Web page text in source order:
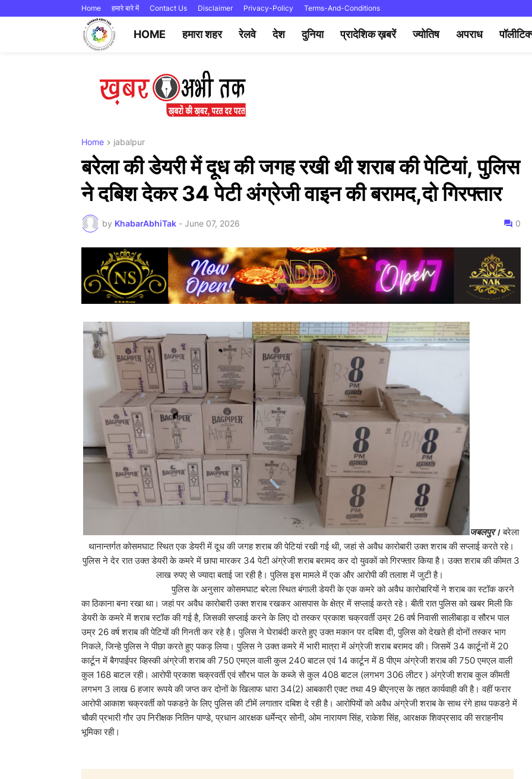
Home हमारे बारे में Contact Us Disclaimer Privacy-Policy Terms-And-Conditions
HOME हमारा शहर रेलवे देश दुनिया प्रादेशिक ख़बरें ज्योतिष अपराध
Home jabalpur
बरेला की डेयरी में दूध की जगह रखी थी शराब की पेटियां, पुलिस
ने दबिश देकर 34 पेटी अंग्रेजी वाइन की बरामद,दो गिरफ्तार
by KhabarAbhiTak - June 07, 2026 0
जबलपुर।बरेला
थानान्तर्गत कोसमघाट स्थित एक डेयरी में दूध की जगह शराब की पेटियां रखी गई थी, जहां से अवैध कारोबारी उक्त शराब की सप्लाई करते रहे।
पुलिस ने देर रात उक्त डेयरी के कमरे में छापा मारकर 34 पेटी अंग्रेजी शराब बरामद कर दो युवकों को गिरफ्तार किया है। उक्त शराब की कीमत 3
लाख रुपए से ज्यादा बताई जा रही है। पुलिस इस मामले में एक और आरोपी की तलाश में जुटी है।
पुलिस के अनुसार कोसमघाट बरेला स्थित बंगाली डेयरी के एक कमरे को अवैध कारोबारियों ने शराब का स्टॉक करने
का ठिकाना बना रखा था। जहां पर अवैध कारोबारी उक्त शराब रखकर आसपास के क्षेत्र में सप्लाई करते रहे। बीती रात पुलिस को खबर मिली कि
डेयरी के कमरे में शराब स्टॉक की गई है, जिसकी सप्लाई करने के लिए दो तस्कर प्रकाश चक्रवर्ती उम्र 26 वर्ष निवासी सालीबाड़ा व सौरभ पाल
उम्र 26 वर्ष शराब की पेटियों की गिनती कर रहे है। पुलिस ने घेराबंदी करते हुए उक्त मकान पर दबिश दी, पुलिस को देखते ही दोनों तस्कर भाग
निकले, जिन्हे पुलिस ने पीछा करते हुए पकड़ लिया। पुलिस ने उक्त कमरे में भारी मात्रा में अंग्रेजी शराब बरामद की। जिसमें 34 कार्टूनों में 20
कार्टून में बैगपाईपर व्हिस्की अंग्रेजी शराब की 750 एमएल वाली कुल 240 बाटल एवं 14 कार्टून में 8 पीएम अंग्रेजी शराब की 750 एमएल वाली
कुल 168 बाटल रही। आरोपी प्रकाश चक्रवर्ती एवं सौरभ पाल के कब्जे से कुल 408 बाटल (लगभग 306 लीटर ) अंग्रेजी शराब कुल कीमती
लगभग 3 लाख 6 हजार रूपये की जप्त कर दोनों के खिलाफ धारा 34(2) आबकारी एक्ट तथा 49 बीएनएस के तहत कार्यवाही की है। वहीं फरार
आरोपी आकाश चक्रवर्ती को पकडऩे के लिए पुलिस की टीमें लगातार दबिश दे रही है। आरोपियों को अवैध अंग्रेजी शराब के साथ रंगे हाथ पकडऩे में
चौकी प्रभारी गौर उप निरीक्षक नितिन पाण्डे, प्रधान आरक्षक धर्मेन्द्र सोनी, ओम नारायण सिंह, राकेश सिंह, आरक्षक शिवप्रसाद की सराहनीय
भूमिका रही।